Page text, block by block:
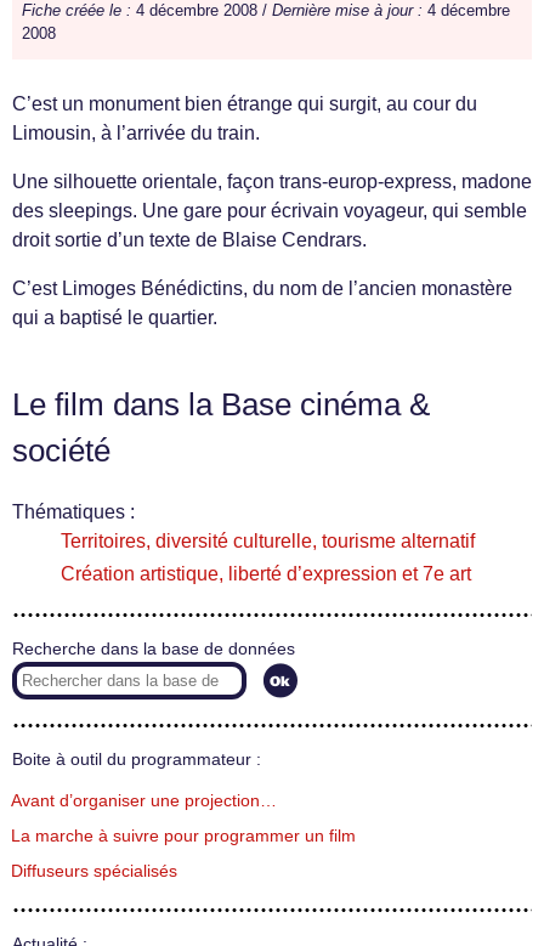
Fiche créée le : 4 décembre 2008 / Dernière mise à jour : 4 décembre
2008
C’est un monument bien étrange qui surgit, au cour du
Limousin, à l’arrivée du train.
Une silhouette orientale, façon trans-europ-express, madone
des sleepings. Une gare pour écrivain voyageur, qui semble
droit sortie d’un texte de Blaise Cendrars.
C’est Limoges Bénédictins, du nom de l’ancien monastère
qui a baptisé le quartier.
Le film dans la Base cinéma &
société
Thématiques :
Territoires, diversité culturelle, tourisme alternatif
Création artistique, liberté d’expression et 7e art
Recherche dans la base de données
Boite à outil du programmateur :
Avant d’organiser une projection…
La marche à suivre pour programmer un film
Diffuseurs spécialisés